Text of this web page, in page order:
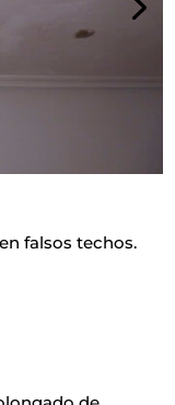
falsos techos.